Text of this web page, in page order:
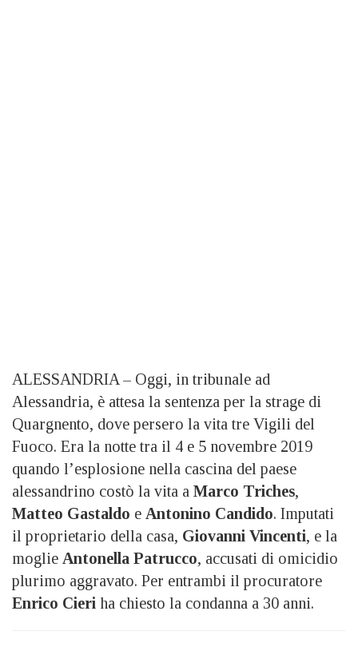
ALESSANDRIA – Oggi, in tribunale ad
Alessandria, è attesa la sentenza per la strage di
Quargnento, dove persero la vita tre Vigili del
Fuoco. Era la notte tra il 4 e 5 novembre 2019
quando l’esplosione nella cascina del paese
alessandrino costò la vita a Marco Triches,
Matteo Gastaldo e Antonino Candido. Imputati
il proprietario della casa, Giovanni Vincenti, e la
moglie Antonella Patrucco, accusati di omicidio
plurimo aggravato. Per entrambi il procuratore
Enrico Cieri ha chiesto la condanna a 30 anni.